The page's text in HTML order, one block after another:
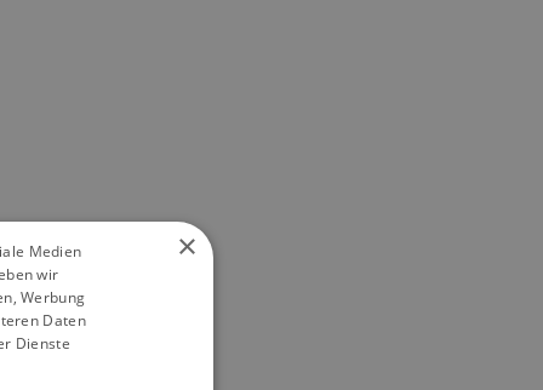
×
Medien
wir
Werbung
Daten
Dienste